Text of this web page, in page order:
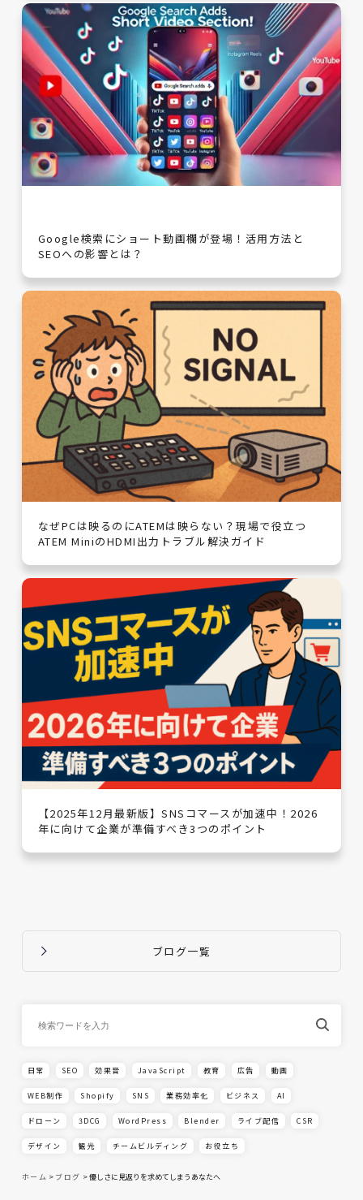
Google検索にショート動画欄が登場！活用方法と
SEOへの影響とは？
なぜPCは映るのにATEMは映らない？現場で役立つ
ATEM MiniのHDMI出力トラブル解決ガイド
【2025年12月最新版】SNSコマースが加速中！2026
年に向けて企業が準備すべき3つのポイント
ブログ一覧
日常 SEO 効果音 JavaScript 教育 広告 動画
WEB制作 Shopify SNS 業務効率化 ビジネス AI
ドローン 3DCG WordPress Blender ライブ配信 CSR
デザイン 観光 チームビルディング お役立ち
ホーム > ブログ >優しさに見返りを求めてしまうあなたへ